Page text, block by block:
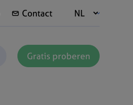
Contact
Gratis proberen